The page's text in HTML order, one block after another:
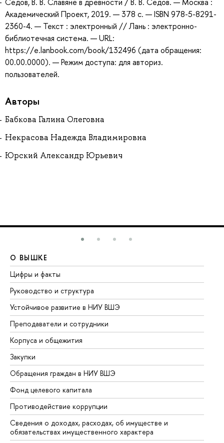
Академический Проект, 2019. — 378 с. — ISBN 978-5-8291-
2360-4. — Текст : электронный // Лань : электронно-
библиотечная система. — URL:
https://e.lanbook.com/book/132496 (дата обращения:
00.00.0000). — Режим доступа: для авториз.
пользователей.
Авторы
Бабкова Галина Олеговна
Некрасова Надежда Владимировна
Юрский Александр Юрьевич
О ВЫШКЕ
Цифры и факты
Руководство и структура
Устойчивое развитие в НИУ ВШЭ
Преподаватели и сотрудники
Корпуса и общежития
Закупки
Обращения граждан в НИУ ВШЭ
Фонд целевого капитала
Противодействие коррупции
Сведения о доходах, расходах, об имуществе и
обязательствах имущественного характера